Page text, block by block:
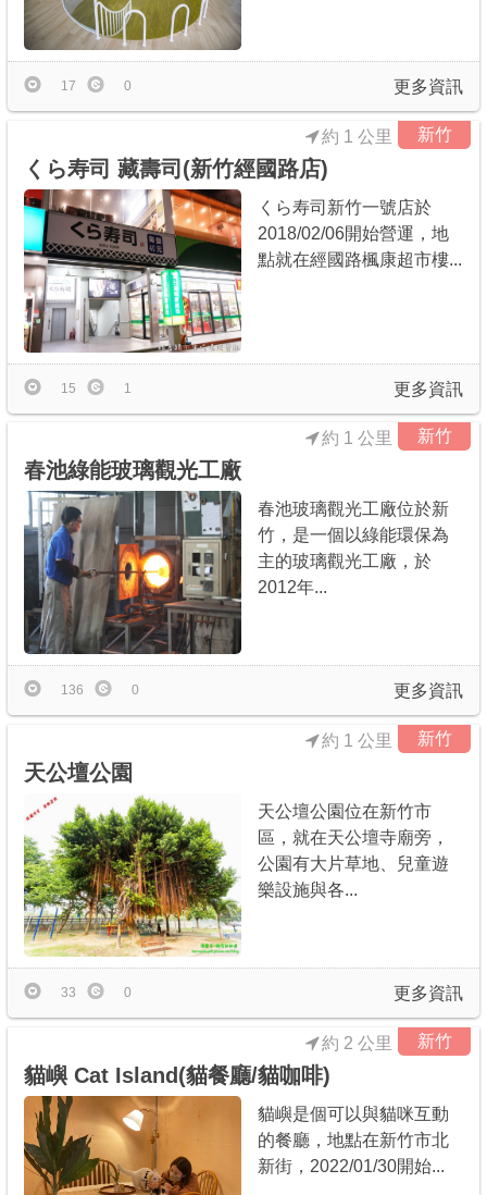
更多資訊
17 0
新竹
約 1 公里
くら寿司 藏壽司(新竹經國路店)
くら寿司新竹一號店於
2018/02/06開始營運，地
點就在經國路楓康超市樓...
更多資訊
15 1
新竹
約 1 公里
春池綠能玻璃觀光工廠
春池玻璃觀光工廠位於新
竹，是一個以綠能環保為
主的玻璃觀光工廠，於
2012年...
更多資訊
136 0
新竹
約 1 公里
天公壇公園
天公壇公園位在新竹市
區，就在天公壇寺廟旁，
公園有大片草地、兒童遊
樂設施與各...
更多資訊
33 0
新竹
約 2 公里
貓嶼 Cat Island(貓餐廳/貓咖啡)
貓嶼是個可以與貓咪互動
的餐廳，地點在新竹市北
新街，2022/01/30開始...